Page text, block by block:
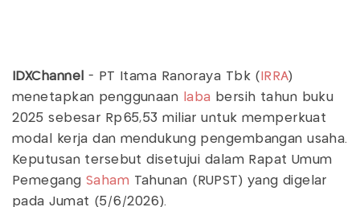
IDXChannel - PT Itama Ranoraya Tbk ( IRRA)
menetapkan penggunaan
laba bersih tahun buku
2025 sebesar Rp65,53 miliar untuk memperkuat
modal kerja dan mendukung pengembangan usaha.
Keputusan tersebut disetujui dalam Rapat Umum
Pemegang Saham Tahunan (RUPST) yang digelar
pada Jumat (5/6/2026).